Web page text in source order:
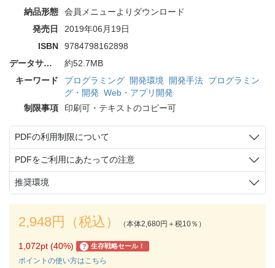
納品形態
会員メニューよりダウンロード
発売日
2019年06月19日
ISBN
9784798162898
データサイズ
約52.7MB
キーワード
プログラミング 開発環境 開発手法 プログラミン
グ・開発 Web・アプリ開発
制限事項
印刷可・テキストのコピー可
PDFの利用制限について
PDFをご利用にあたっての注意
推奨環境
2,948円（税込） （本体2,680円＋税10％）
1,072pt (40%) ? 生存戦略セール！
ポイントの使い方はこちら